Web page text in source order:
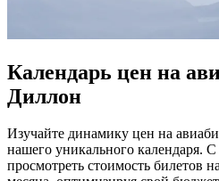
Календарь цен на
Диллон
Изучайте динамику цен на
нашего уникального календаря.
просмотреть стоимость билетов